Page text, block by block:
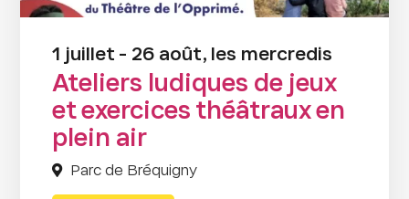
1 juillet - 26 août, les mercredis
Ateliers ludiques de jeux
et exercices théâtraux en
plein air
Parc de Bréquigny